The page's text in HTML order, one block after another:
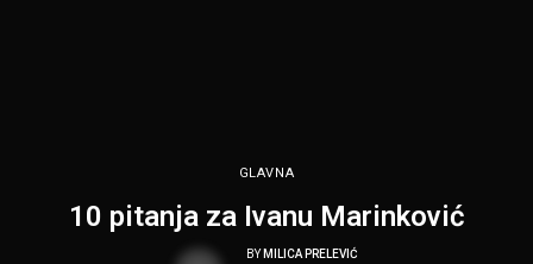
GLAVNA
10 pitanja za Ivanu Marinković
BY MILICA PRELEVIĆ